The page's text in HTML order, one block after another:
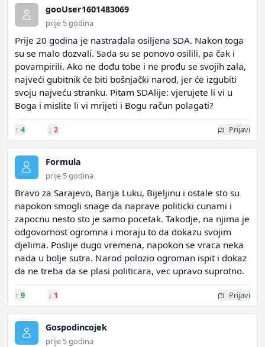
gooUser1601483069
prije 5 godina
Prije 20 godina je nastradala osiljena SDA. Nakon toga
su se malo dozvali. Sada su se ponovo osilili, pa čak i
povampirili. Ako ne dođu tobe i ne prođu se svojih zala,
najveći gubitnik će biti bošnjački narod, jer će izgubiti
svoju najveću stranku. Pitam SDAlije: vjerujete li vi u
Boga i mislite li vi mrijeti i Bogu račun polagati?
↑ 4 ↓ 2 Prijavi
Formula
prije 5 godina
Bravo za Sarajevo, Banja Luku, Bijeljinu i ostale sto su
napokon smogli snage da naprave politicki cunami i
zapocnu nesto sto je samo pocetak. Takodje, na njima je
odgovornost ogromna i moraju to da dokazu svojim
djelima. Poslije dugo vremena, napokon se vraca neka
nada u bolje sutra. Narod polozio ogroman ispit i dokaz
da ne treba da se plasi politicara, vec upravo suprotno.
↑ 9 ↓ 1 Prijavi
Gospodincojek
prije 5 godina